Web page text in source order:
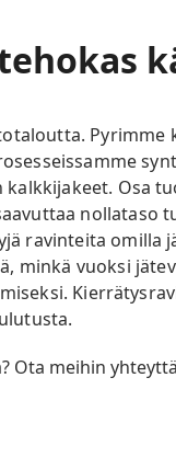
Pyrimme
kalkkijakeet. Osa
nollataso
ravinteita omilla
minkä vuoksi
Ota meihin